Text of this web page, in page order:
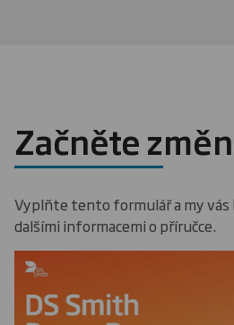
Začněte
Vyplňte tento formulář a my
dalšími informacemi o příručce.